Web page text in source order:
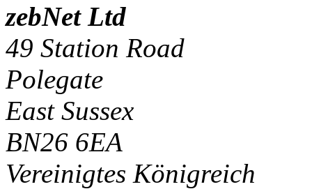
zebNet Ltd
49 Station Road
Polegate
East Sussex
BN26 6EA
Vereinigtes Königreich